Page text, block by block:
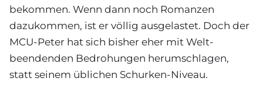
bekommen. Wenn dann noch Romanzen
dazukommen, ist er völlig ausgelastet. Doch der
MCU-Peter hat sich bisher eher mit Welt-
beendenden Bedrohungen herumschlagen,
statt seinem üblichen Schurken-Niveau.